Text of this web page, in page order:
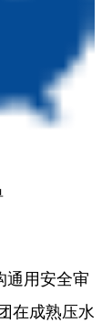
通用安全审
在成熟压水